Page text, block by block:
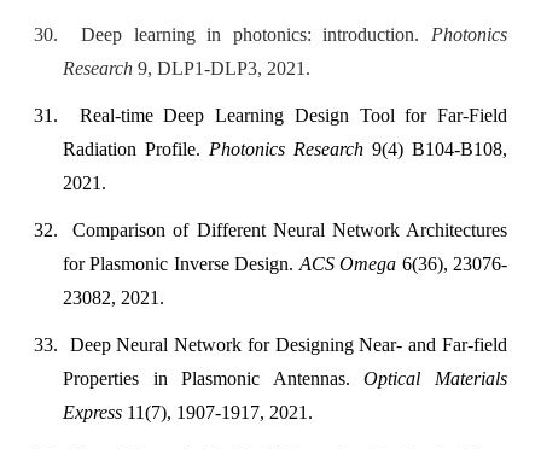
30. Deep learning in photonics: introduction. Photonics
Research 9, DLP1-DLP3, 2021.
31.
Real-time Deep Learning Design Tool for Far-Field
Radiation Profile. Photonics Research 9(4) B104-B108,
2021.
32.
Comparison of Different Neural Network Architectures
for Plasmonic Inverse Design. ACS Omega 6(36), 23076-
23082, 2021.
33.
Deep Neural Network for Designing Near- and Far-field
Properties in Plasmonic Antennas.Optical Materials
Express 11(7), 1907-1917, 2021.